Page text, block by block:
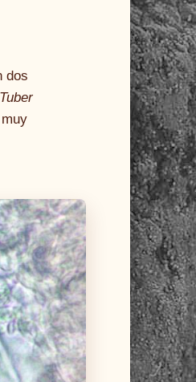
dos
Tuber